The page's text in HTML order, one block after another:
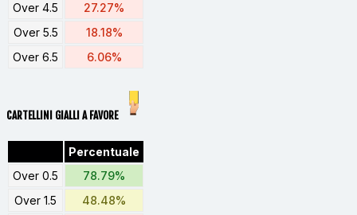
Over 4.5
27.27%
Over 5.5
18.18%
Over 6.5
6.06%
CARTELLINI GIALLI A FAVORE
Percentuale
Over 0.5
78.79%
Over 1.5
48.48%